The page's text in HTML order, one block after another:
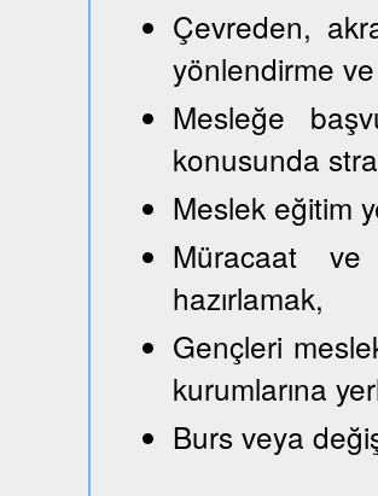
Çevreden,
yönlendirme
Mesleğe
konusunda
Meslek eğitim
Müracaat ve
hazırlamak,
Gençleri
kurumlarına
Burs veya